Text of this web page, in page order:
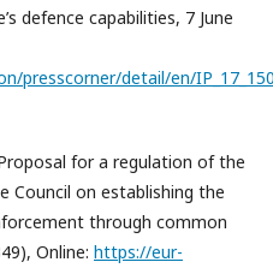
defence capabilities, 7 June
presscorner/detail/en/
for a regulation of the
Council on establishing the
through common
Online: https://eur-